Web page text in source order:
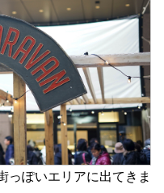
っぽいエリアに出てきま